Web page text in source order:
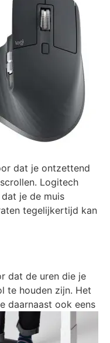
dat je ontzettend
Logitech
je de muis
tegelijkertijd kan
dat de uren die je
te houden zijn. Het
daarnaast ook eens